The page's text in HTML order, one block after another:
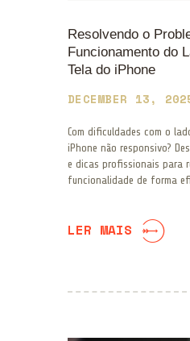
Resolvendo o
Funcionamento do
Tela do iPhone
DECEMBER 13,
Com dificuldades com o
iPhone não responsivo?
e dicas profissionais para
funcionalidade de forma
LER MAIS